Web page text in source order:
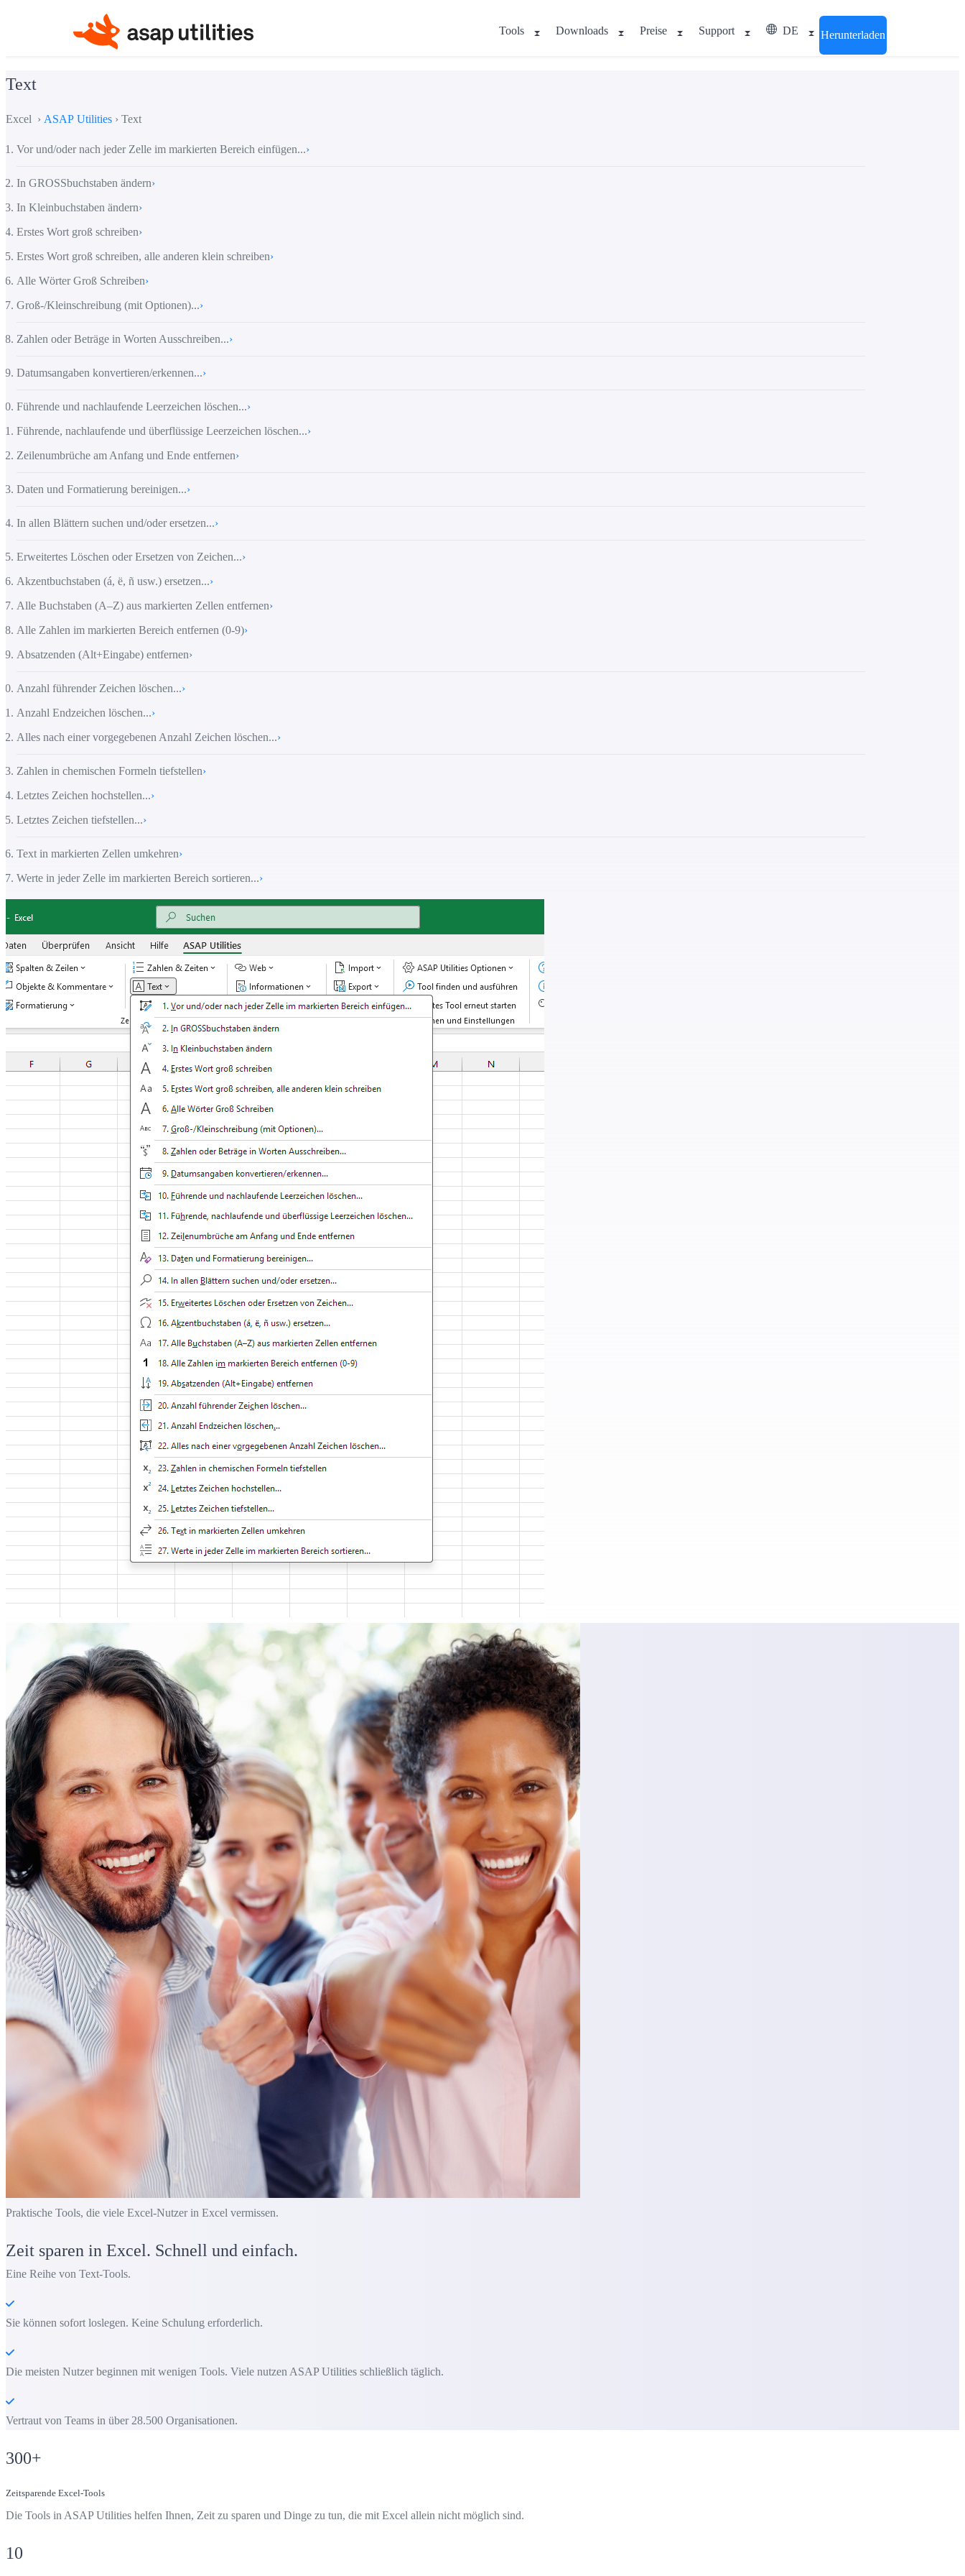
Tools Downloads Preise Support DE Herunterladen
Text
Excel › ASAP Utilities › Text
Vor und/oder nach jeder Zelle im markierten Bereich einfügen...›
In GROSSbuchstaben ändern›
In Kleinbuchstaben ändern›
Erstes Wort groß schreiben›
Erstes Wort groß schreiben, alle anderen klein schreiben›
Alle Wörter Groß Schreiben›
Groß-/Kleinschreibung (mit Optionen)...›
Zahlen oder Beträge in Worten Ausschreiben...›
Datumsangaben konvertieren/erkennen...›
Führende und nachlaufende Leerzeichen löschen...›
Führende, nachlaufende und überflüssige Leerzeichen löschen...›
Zeilenumbrüche am Anfang und Ende entfernen›
Daten und Formatierung bereinigen...›
In allen Blättern suchen und/oder ersetzen...›
Erweitertes Löschen oder Ersetzen von Zeichen...›
Akzentbuchstaben (á, ë, ñ usw.) ersetzen...›
Alle Buchstaben (A–Z) aus markierten Zellen entfernen›
Alle Zahlen im markierten Bereich entfernen (0-9)›
Absatzenden (Alt+Eingabe) entfernen›
Anzahl führender Zeichen löschen...›
Anzahl Endzeichen löschen...›
Alles nach einer vorgegebenen Anzahl Zeichen löschen...›
Zahlen in chemischen Formeln tiefstellen›
Letztes Zeichen hochstellen...›
Letztes Zeichen tiefstellen...›
Text in markierten Zellen umkehren›
Werte in jeder Zelle im markierten Bereich sortieren...›
Praktische Tools, die viele Excel-Nutzer in Excel vermissen.
Zeit sparen in Excel. Schnell und einfach.
Eine Reihe von Text-Tools.
Sie können sofort loslegen. Keine Schulung erforderlich.
Die meisten Nutzer beginnen mit wenigen Tools. Viele nutzen ASAP Utilities schließlich täglich.
Vertraut von Teams in über 28.500 Organisationen.
300+
Zeitsparende Excel-Tools
Die Tools in ASAP Utilities helfen Ihnen, Zeit zu sparen und Dinge zu tun, die mit Excel allein nicht möglich sind.
10